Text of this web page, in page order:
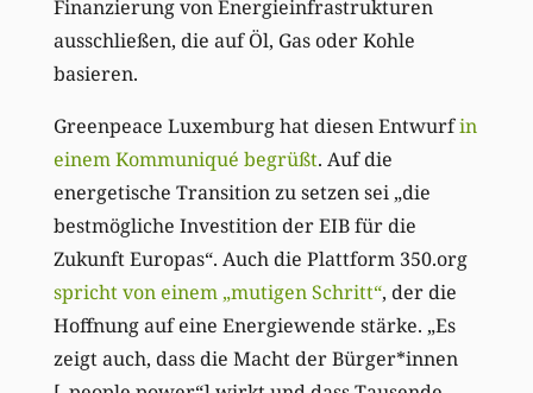
Finanzierung von Energieinfrastrukturen
ausschließen, die auf Öl, Gas oder Kohle
basieren.
Greenpeace Luxemburg hat diesen Entwurfin
einem Kommuniqué begrüßt. Auf die
energetische Transition zu setzen sei „die
bestmögliche Investition der EIB für die
Zukunft Europas“. Auch die Plattform 350.org
spricht von einem „mutigen Schritt“, der die
Hoffnung auf eine Energiewende stärke. „Es
zeigt auch, dass die Macht der Bürger*innen